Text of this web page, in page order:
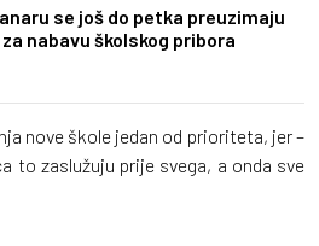
se još do petka preuzimaju
nabavu školskog pribora
nove škole jedan od prioriteta, jer –
to zaslužuju prije svega, a onda sve